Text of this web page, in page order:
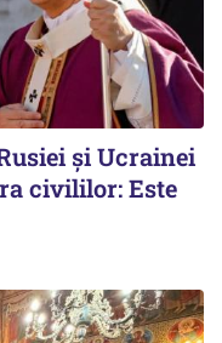
și Ucrainei
civililor: Este